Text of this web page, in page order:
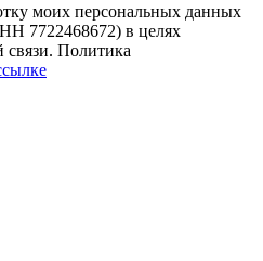
моих персональных данных
в целях
связи. Политика